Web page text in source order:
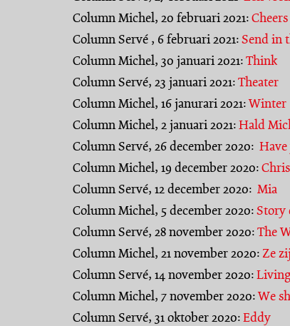
Column Michel, 20 februari 2021: Cheers
Column Servé , 6 februari 2021: Send in
Column Michel, 30 januari 2021: Think
Column Servé, 23 januari 2021: Theater
Column Michel, 16 janurari 2021:Winter
Column Michel, 2 januari 2021: Hald
Column Servé, 26 december 2020:
Column Michel, 19 december 2020:
Column Servé, 12 december 2020: Mia
Column Michel, 5 december 2020: Story
Column Servé, 28 november 2020: The
Column Michel, 21 november 2020: Ze
Column Servé, 14 november 2020:
Column Michel, 7 november 2020:We
Column Servé, 31 oktober 2020: Eddy